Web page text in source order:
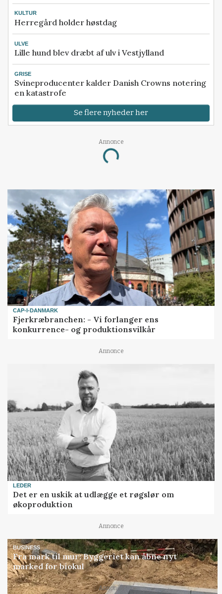
KULTUR
Herregård holder høstdag
ULVE
Lille hund blev dræbt af ulv i Vestjylland
GRISE
Svineproducenter kalder Danish Crowns notering
en katastrofe
Se flere nyheder her
Annonce
Loading...
CAP-I-DANMARK
Fjerkræbranchen: - Vi forlanger ens
konkurrence- og produktionsvilkår
Annonce
LEDER
Det er en uskik at udlægge et røgslør om
økoproduktion
Annonce
BUSINESS
Fra mark til mur: Byggeriet kan åbne nyt
marked for biokul
Annonce